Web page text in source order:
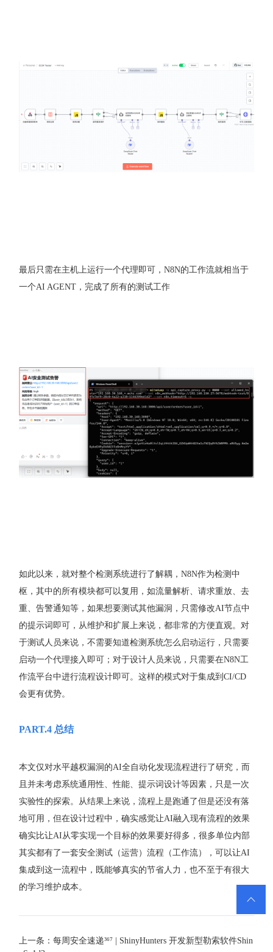
最后只需在主机上运行一个代理即可，N8N的工作流就相当于
一个AI AGENT，完成了所有的测试工作
如此以来，就对整个检测系统进行了解耦，N8N作为检测中
枢，其中的所有模块都可以复用，如流量解析、请求重放、去
重、告警通知等，如果想要测试其他漏洞，只需修改AI节点中
的提示词即可，从维护和扩展上来说，都非常的方便直观。对
于测试人员来说，不需要知道检测系统怎么启动运行，只需要
启动一个代理接入即可；对于设计人员来说，只需要在N8N工
作流平台中进行流程设计即可。这样的模式对于集成到CI/CD
会更有优势。
PART.4 总结
本文仅对水平越权漏洞的AI全自动化发现流程进行了研究，而
且并未考虑系统通用性、性能、提示词设计等因素，只是一次
实验性的探索。从结果上来说，流程上是跑通了但是还没有落
地可用，但在设计过程中，确实感觉让AI融入现有流程的效果
确实比让AI从零实现一个目标的效果要好得多，很多单位内部
其实都有了一套安全测试（运营）流程（工作流），可以让AI
集成到这一流程中，既能够真实的节省人力，也不至于有很大
的学习维护成本。
上一条：每周安全速递³⁶⁷ | ShinyHunters 开发新型勒索软件Shin
